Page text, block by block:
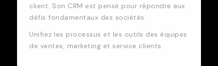
client. Son CRM est pensé pour répondre aux
défis fondamentaux des sociétés.
Unifiez les processus et les outils des équipes
de ventes, marketing et service clients.